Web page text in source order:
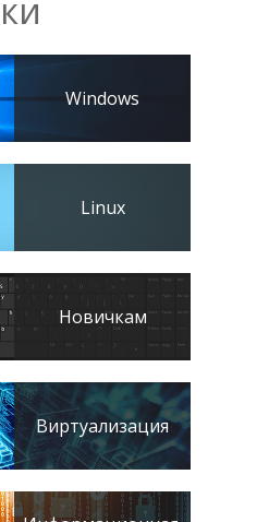
Windows
Linux
Новичкам
Виртуализация